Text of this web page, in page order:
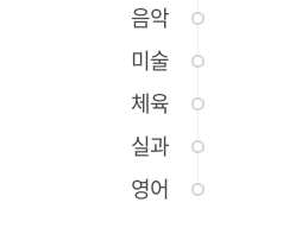
음악
미술
체육
실과
영어